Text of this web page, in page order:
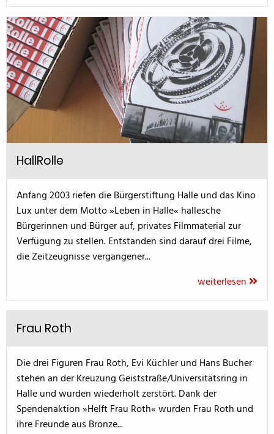
HallRolle
Anfang 2003 riefen die Bürgerstiftung Halle und das Kino
Lux unter dem Motto »Leben in Halle« hallesche
Bürgerinnen und Bürger auf, privates Filmmaterial zur
Verfügung zu stellen. Entstanden sind darauf drei Filme,
die Zeitzeugnisse vergangener...
weiterlesen
Frau Roth
Die drei Figuren Frau Roth, Evi Küchler und Hans Bucher
stehen an der Kreuzung Geiststraße/Universitätsring in
Halle und wurden wiederholt zerstört. Dank der
Spendenaktion »Helft Frau Roth« wurden Frau Roth und
ihre Freunde aus Bronze...